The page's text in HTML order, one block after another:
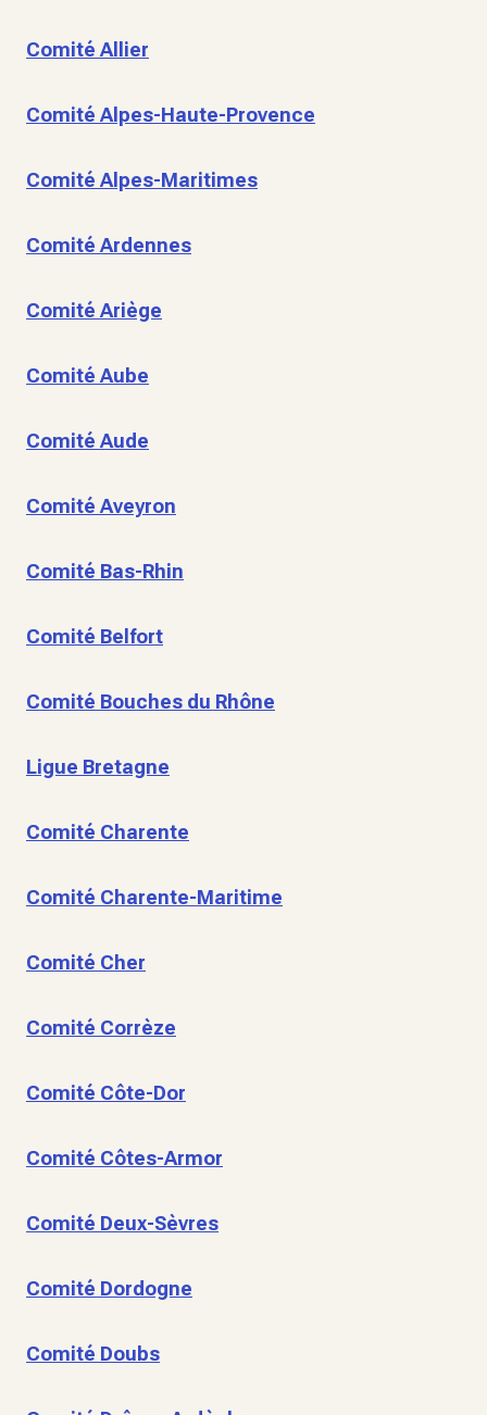
Comité Allier
Comité Alpes-Haute-Provence
Comité Alpes-Maritimes
Comité Ardennes
Comité Ariège
Comité Aube
Comité Aude
Comité Aveyron
Comité Bas-Rhin
Comité Belfort
Comité Bouches du Rhône
Ligue Bretagne
Comité Charente
Comité Charente-Maritime
Comité Cher
Comité Corrèze
Comité Côte-Dor
Comité Côtes-Armor
Comité Deux-Sèvres
Comité Dordogne
Comité Doubs